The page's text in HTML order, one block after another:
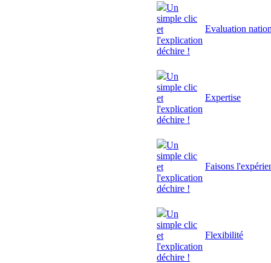
Un
simple clic
et
l'explication
déchire !
Evaluation
Un
simple clic
et
l'explication
déchire !
Expertise
Un
simple clic
et
l'explication
déchire !
Faisons
Un
simple clic
et
l'explication
déchire !
Flexibilité